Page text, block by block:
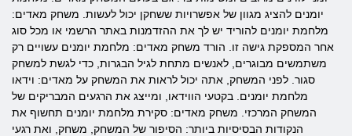
יומנים להציג מגוון של אפשרויות ששחקן יכול לעשות. משחק מאדים:
מלחמת יומנים להוריד יש לך את ההזדמנות באתר הרשמי או מכל סוג
אחר המספקת גישה זו. הורד משחק מאדים: מלחמת יומנים עשויים רק
משתמשים מבוגרים, לאנשים מתחת לגיל הבגרות, כדי לגשת למשחק
סגור. לפני המשחק, אתה יכול לראות את המשחק על מאדים: וידאו
מלחמת יומנים. בקטעי הווידאו, ומייצג את הרגעים המבריקים של
המשחק המרכזי. משחק מאדים: סקירת מלחמת יומנים תחשוף את
הנקודות הבסיסיות ביותר: הסיפור של המשחק, משחק, ואת רגעי